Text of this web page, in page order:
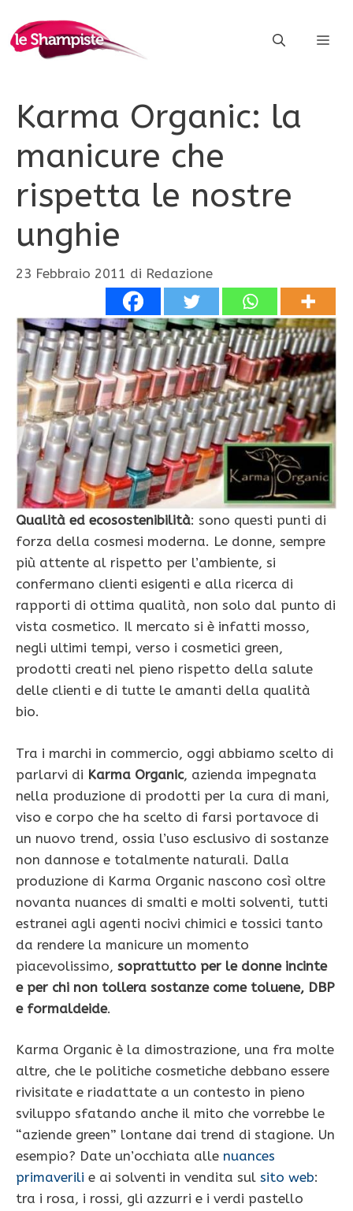
contenuto
Karma Organic: la
manicure che
rispetta le nostre
unghie
23 Febbraio 2011 di Redazione
Qualità ed ecosostenibilità: sono questi punti di
forza della cosmesi moderna. Le donne, sempre
più attente al rispetto per l’ambiente, si
confermano clienti esigenti e alla ricerca di
rapporti di ottima qualità, non solo dal punto di
vista cosmetico. Il mercato si è infatti mosso,
negli ultimi tempi, verso i cosmetici green,
prodotti creati nel pieno rispetto della salute
delle clienti e di tutte le amanti della qualità
bio.
Tra i marchi in commercio, oggi abbiamo scelto di
parlarvi di Karma Organic, azienda impegnata
nella produzione di prodotti per la cura di mani,
viso e corpo che ha scelto di farsi portavoce di
un nuovo trend, ossia l’uso esclusivo di sostanze
non dannose e totalmente naturali. Dalla
produzione di Karma Organic nascono così oltre
novanta nuances di smalti e molti solventi, tutti
estranei agli agenti nocivi chimici e tossici tanto
da rendere la manicure un momento
piacevolissimo, soprattutto per le donne incinte
e per chi non tollera sostanze come toluene, DBP
e formaldeide.
Karma Organic è la dimostrazione, una fra molte
altre, che le politiche cosmetiche debbano essere
rivisitate e riadattate a un contesto in pieno
sviluppo sfatando anche il mito che vorrebbe le
“aziende green” lontane dai trend di stagione. Un
esempio? Date un’occhiata alle nuances
primaverili e ai solventi in vendita sul sito web:
tra i rosa, i rossi, gli azzurri e i verdi pastello